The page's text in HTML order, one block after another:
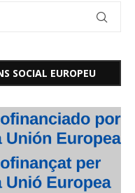
SOCIAL EUROPEU